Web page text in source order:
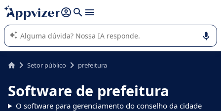
de nossa IA (várias linhas com
A IA do Appvizer o orienta no uso ou na seleção de software
SaaS para sua empresa.
Setor público prefeitura
Software de prefeitura
O software para gerenciamento do conselho da cidade